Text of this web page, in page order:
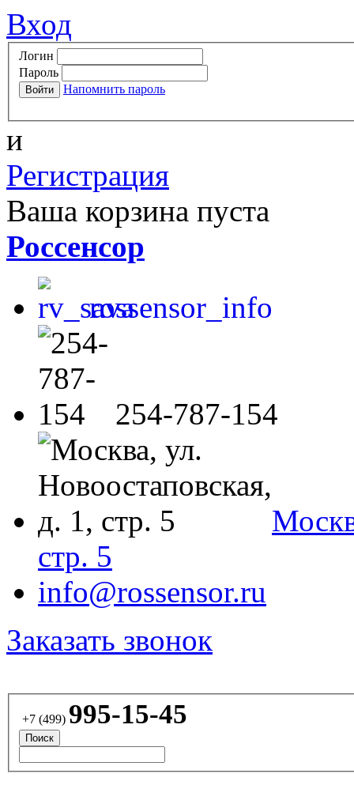
Вход
Логин
Пароль
Напомнить пароль
и
Регистрация
Ваша корзина пуста
Россенсор
rossensor_info
254-787-154
стр. 5
info@rossensor.ru
Заказать звонок
+7 (499) 995-15-45